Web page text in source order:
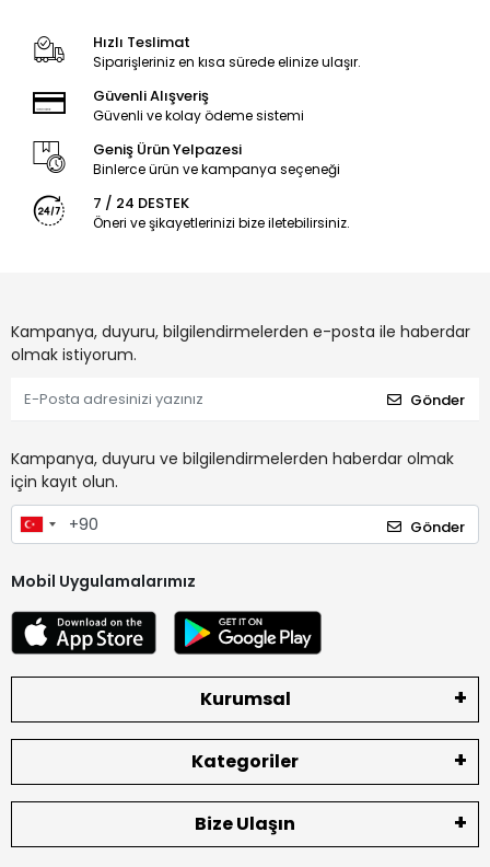
Hızlı Teslimat
Siparişleriniz en kısa sürede elinize ulaşır.
Güvenli Alışveriş
Güvenli ve kolay ödeme sistemi
Geniş Ürün Yelpazesi
Binlerce ürün ve kampanya seçeneği
7 / 24 DESTEK
Öneri ve şikayetlerinizi bize iletebilirsiniz.
Kampanya, duyuru, bilgilendirmelerden e-posta ile haberdar
olmak istiyorum.
Gönder
Kampanya, duyuru ve bilgilendirmelerden haberdar olmak
için kayıt olun.
Gönder
Mobil Uygulamalarımız
Kurumsal
Kategoriler
Bize Ulaşın